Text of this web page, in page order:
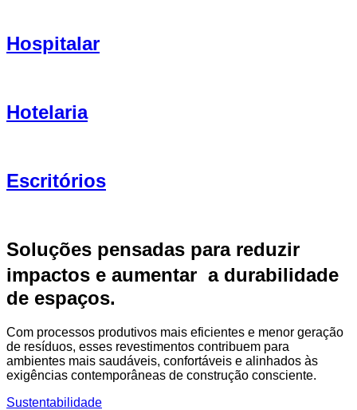
Hospitalar
Hotelaria
Escritórios
Soluções pensadas para reduzir
impactos e aumentar a durabilidade
de espaços.
Com processos produtivos mais eficientes e menor geração
de resíduos, esses revestimentos contribuem para
ambientes mais saudáveis, confortáveis e alinhados às
exigências contemporâneas de construção consciente.
Sustentabilidade